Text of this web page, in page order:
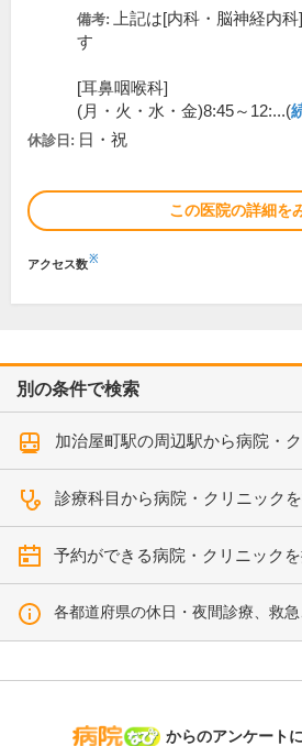
備考:
上記は[内科・脳神経内
す
[耳鼻咽喉科]
(月・火・水・金)8:45～12:...(
休診日: 日・祝
この医院の詳細を
アクセス数※
別の条件で検索
加治屋町駅の周辺駅から病院・
診療科目から病院・クリニック
予約ができる病院・クリニック
各都道府県の休日・夜間診療、救
病院なび
からのアンケート